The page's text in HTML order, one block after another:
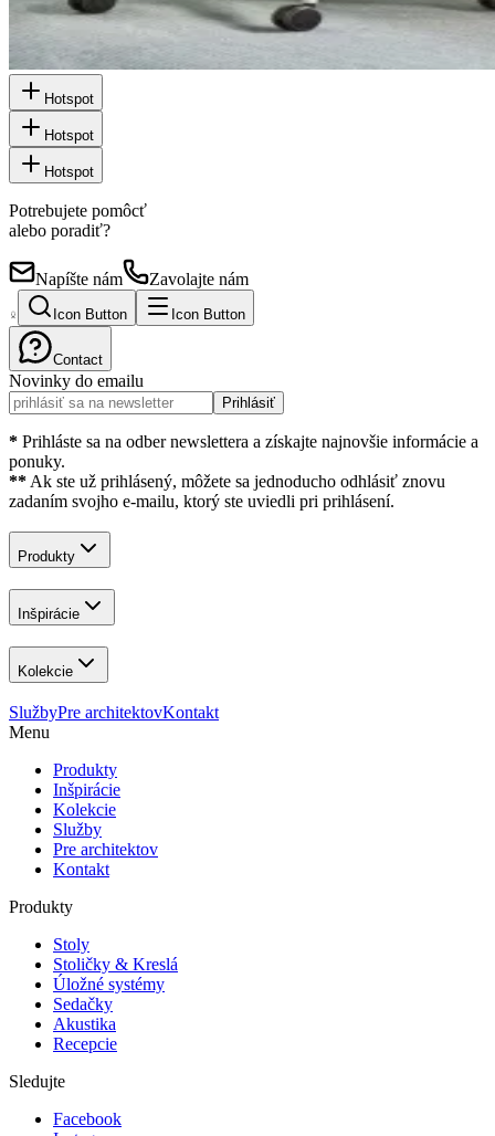
Hotspot
Hotspot
Hotspot
Potrebujete pomôcť
alebo poradiť?
Napíšte nám Zavolajte nám
Icon Button Icon Button
Contact
Novinky do emailu
Prihlásiť
* Prihláste sa na odber newslettera a získajte najnovšie informácie a
ponuky.
** Ak ste už prihlásený, môžete sa jednoducho odhlásiť znovu
zadaním svojho e-mailu, ktorý ste uviedli pri prihlásení.
Produkty
Inšpirácie
Kolekcie
SlužbyPre architektovKontakt
Menu
Produkty
Inšpirácie
Kolekcie
Služby
Pre architektov
Kontakt
Produkty
Stoly
Stoličky & Kreslá
Úložné systémy
Sedačky
Akustika
Recepcie
Sledujte
Facebook